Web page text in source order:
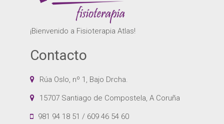
¡Bienvenido a Fisioterapia Atlas!
Contacto
Rúa Oslo, nº 1, Bajo Drcha.
15707 Santiago de Compostela, A Coruña
981 94 18 51 / 609 46 54 60